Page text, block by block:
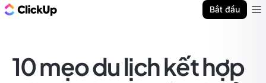
Bắt đầu
10 mẹo du lịch kết hợp